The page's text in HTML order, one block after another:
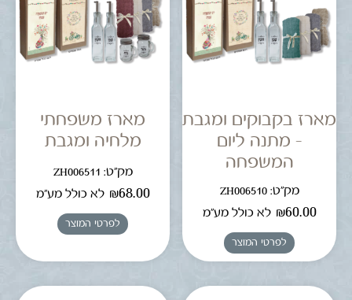
מארז בקבוקים ומגבת
– מתנה ליום
המשפחה
מק"ט: ZH006510
₪60.00 לא כולל מע"מ
לפרטי המוצר
מארז משפחתי
מלחיה ומגבת
מק"ט: ZH006511
₪68.00 לא כולל מע"מ
לפרטי המוצר